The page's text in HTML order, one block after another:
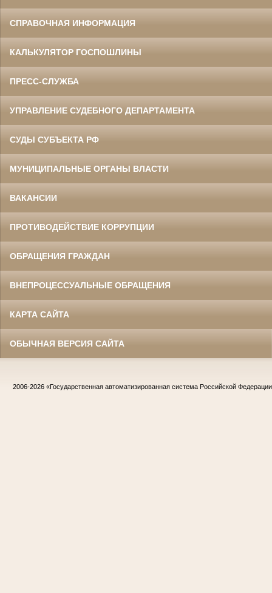
СПРАВОЧНАЯ ИНФОРМАЦИЯ
КАЛЬКУЛЯТОР ГОСПОШЛИНЫ
ПРЕСС-СЛУЖБА
УПРАВЛЕНИЕ СУДЕБНОГО ДЕПАРТАМЕНТА
СУДЫ СУБЪЕКТА РФ
МУНИЦИПАЛЬНЫЕ ОРГАНЫ ВЛАСТИ
ВАКАНСИИ
ПРОТИВОДЕЙСТВИЕ КОРРУПЦИИ
ОБРАЩЕНИЯ ГРАЖДАН
ВНЕПРОЦЕССУАЛЬНЫЕ ОБРАЩЕНИЯ
КАРТА САЙТА
ОБЫЧНАЯ ВЕРСИЯ САЙТА
2006-2026 «Государственная автоматизированная система Российской